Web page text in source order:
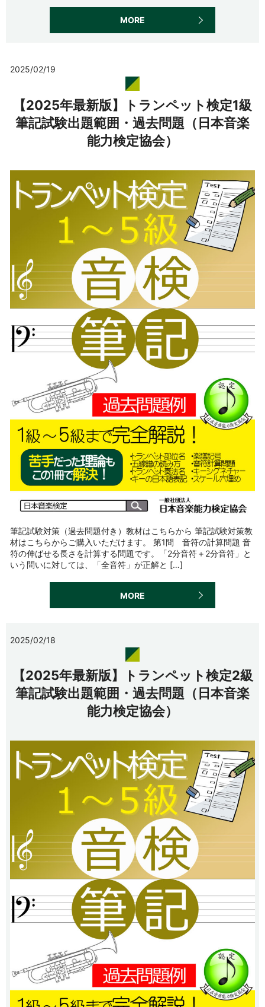
MORE
2025/02/19
【2025年最新版】トランペット検定1級
筆記試験出題範囲・過去問題（日本音楽
能力検定協会）
筆記試験対策（過去問題付き）教材はこちらから 筆記試験対策教
材はこちらからご購入いただけます。 第1問 音符の計算問題 音
符の伸ばせる長さを計算する問題です。「2分音符＋2分音符」と
いう問いに対しては、「全音符」が正解と […]
MORE
2025/02/18
【2025年最新版】トランペット検定2級
筆記試験出題範囲・過去問題（日本音楽
能力検定協会）